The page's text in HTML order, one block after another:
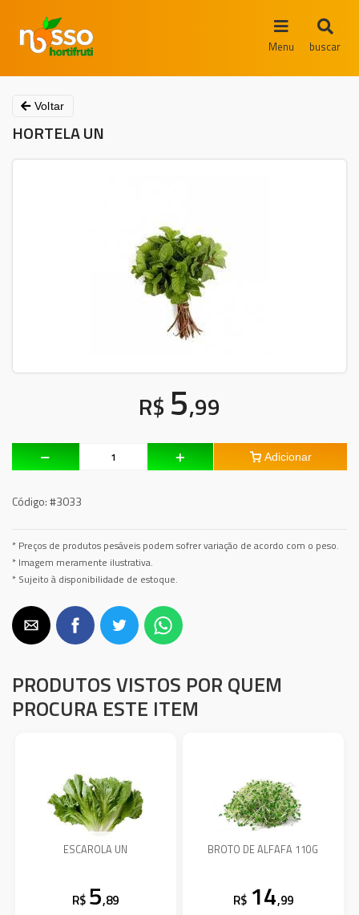
Menu buscar
Voltar
HORTELA UN
R$ 5,99
Adicionar
Código:#3033
* Preços de produtos pesáveis podem sofrer variação de acordo com o peso.
* Imagem meramente ilustrativa.
* Sujeito à disponibilidade de estoque.
PRODUTOS VISTOS POR QUEM
PROCURA ESTE ITEM
ESCAROLA UN
R$ 5,89
BROTO DE ALFAFA 110G
R$ 14,99